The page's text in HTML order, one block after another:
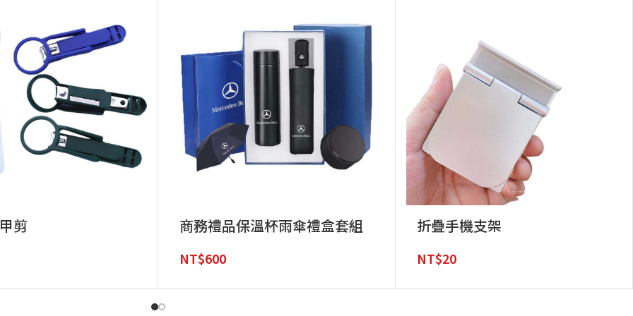
剪 商務禮品保溫杯雨傘禮盒套組
NT$600
折疊手機支架
NT$20